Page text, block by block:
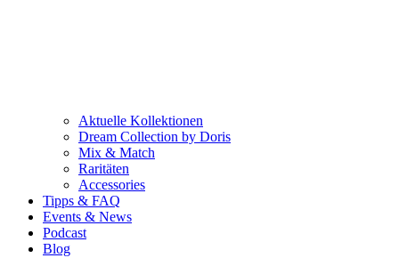
Aktuelle Kollektionen
Dream Collection by Doris
Mix & Match
Raritäten
Accessories
Tipps & FAQ
Events & News
Podcast
Blog